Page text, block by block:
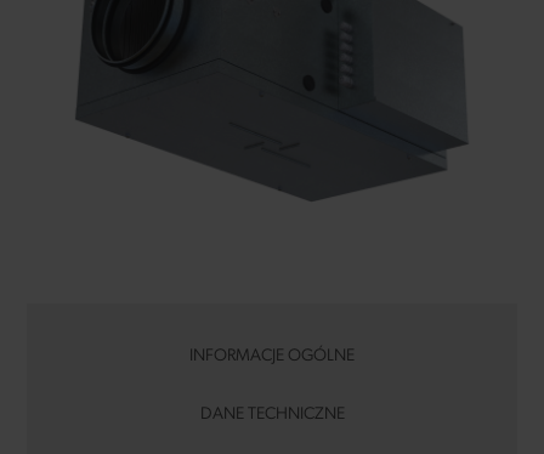
INFORMACJE OGÓLNE
DANE TECHNICZNE